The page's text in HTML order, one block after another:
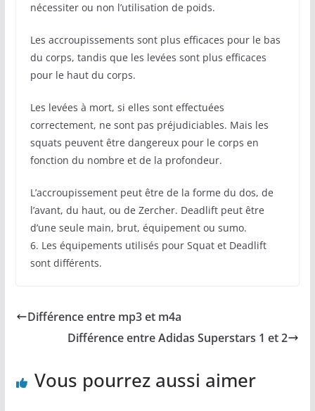
nécessiter ou non l’utilisation de poids.
Les accroupissements sont plus efficaces pour le bas
du corps, tandis que les levées sont plus efficaces
pour le haut du corps.
Les levées à mort, si elles sont effectuées
correctement, ne sont pas préjudiciables. Mais les
squats peuvent être dangereux pour le corps en
fonction du nombre et de la profondeur.
L’accroupissement peut être de la forme du dos, de
l’avant, du haut, ou de Zercher. Deadlift peut être
d’une seule main, brut, équipement ou sumo.
6. Les équipements utilisés pour Squat et Deadlift
sont différents.
Différence entre mp3 et m4a
Différence entre Adidas Superstars 1 et 2
Vous pourrez aussi aimer